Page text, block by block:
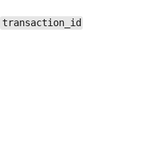
transaction_id